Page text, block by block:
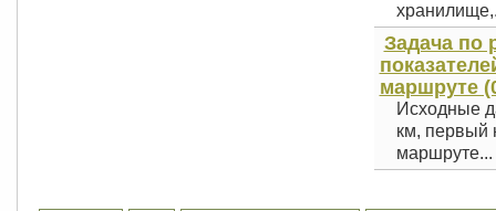
Задача по
маршруте
Исходные
км, первый
маршруте...